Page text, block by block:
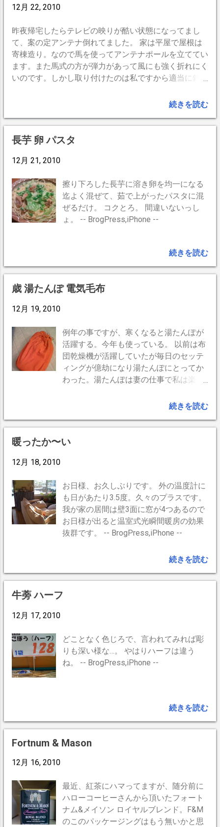
12月 22, 2010
昨夜帰宅したらテレビの映りが酷い状態になってまし
て、案の定アンテナ倒れてました。 家は平屋で屋根は
寄棟造り。なので馬を使ってアンテナポールを立ててい
ます。また馬式の方が弾力があって風にも強く折れにく
いのです。しかし取り付けたのは私ですから適当に針金
バック等でほどけちゃったらしい。 我が家には梯子が
いざ屋根に上ってみると屋根は薄雪で滑るの何のって、
すべるんですが、 立つこと＝転倒＝落下 なので這いず
ってテレビがないと何も始まらない私ですから頑張るわ
続きを読む
長芋 卵 パスタ
12月 21, 2010
擦り下ろした長芋に溶き卵を均一になる
迄よく混ぜて、茹で上がったパスタに混
ぜるだけ。 コクとろ。 間違いないっし
ょ。 -- BrogPress,iPhone --
続きを読む
歳 湯たんぽ 電気毛布
12月 19, 2010
例年の事ですが、寒くなると湯たんぽが
活躍する。今年も使っている。 以前は布
団乾燥機が活躍していたが毎日のセッテ
ィングが億劫になり湯たんぽにとってか
わった。湯たんぽは妻の仕事で私は楽チ
うちのバイトちゃんが、 「暖まった部屋
寒くて目が覚める事がある」 と話してい
た。妻が、 「電気毛布とかあればいいの
そんな知識があるのか、気付いてしまっ
た。 私「去年、電気毛布買ったよな？」
妻「あ、買ったっけ？」 押入れを探ると
案の定、電気敷毛布が出て来た。 お値段
は2000円弱。消費電力は最大55Wと、暗
「弱」で十分。 去年、妻は重い湯たんぽ
を痛めてしまい可哀想だった。そこで優
しい私は電気敷毛布を買う事にしたのだ
BrogPress,iPhone --
続きを読む
暖ったか〜い
12月 18, 2010
お日様、お久しぶりです。 外の温度計に
も日があたり3.5度。久々のプラスです。
我が家の居間は壁3面に窓が4つあるので
お日様が出ると温室式光瞬間暖房の効果
抜群です。 -- BrogPress,iPhone --
続きを読む
牛蒡 ハーフ
12月 17, 2010
どことなく色じろで、言われてみれば彫
りも深い様な…。 やはりハーフは違う
ね。 -- BrogPress,iPhone --
続きを読む
Fortnum & Mason
12月 16, 2010
最近、紅茶にハマってますが、随分前に
ハローコーヒーさんから頂いたフォート
ナム&メイソン ロイヤルブレンド。F&M
のこのパッケージングはもう無いかと思